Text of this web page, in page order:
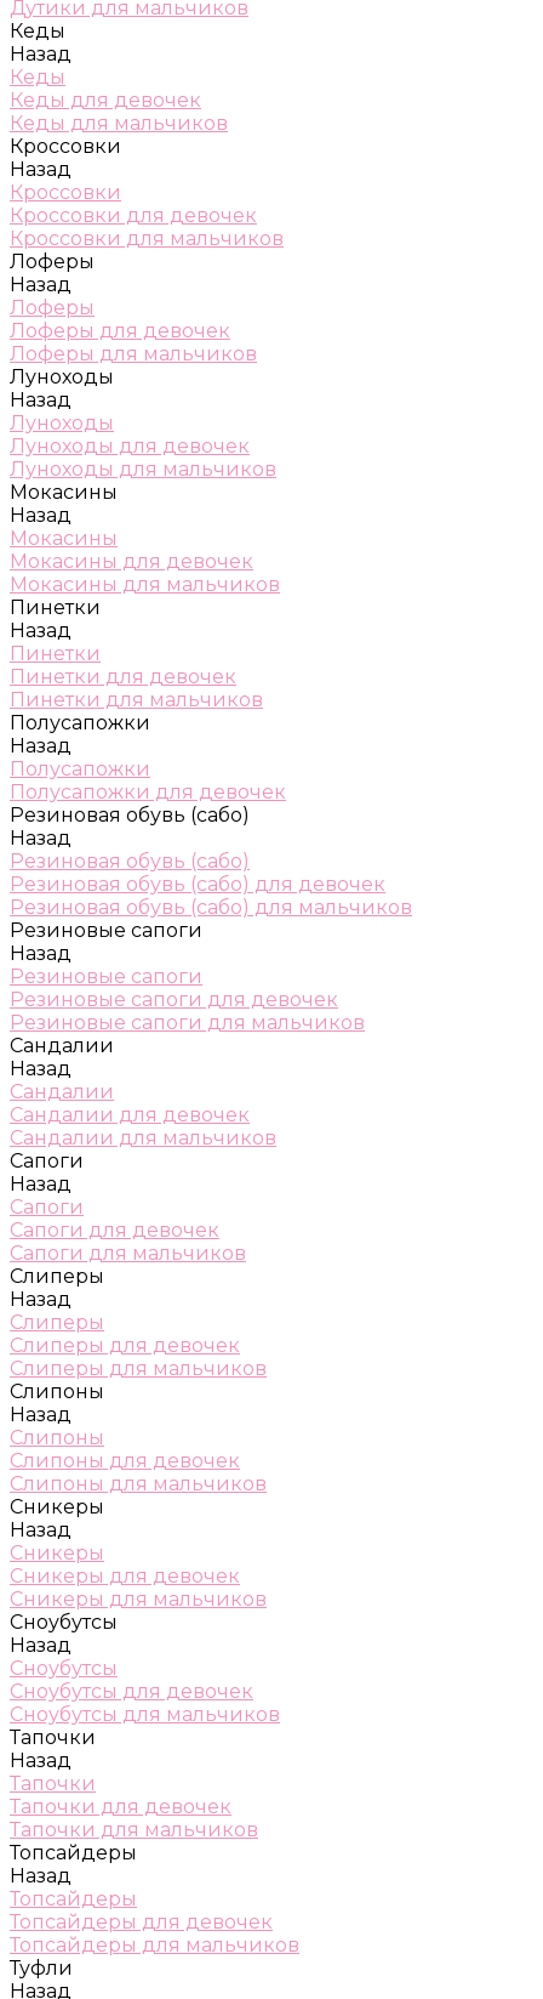
Дутики для мальчиков
Кеды
Назад
Кеды
Кеды для девочек
Кеды для мальчиков
Кроссовки
Назад
Кроссовки
Кроссовки для девочек
Кроссовки для мальчиков
Лоферы
Назад
Лоферы
Лоферы для девочек
Лоферы для мальчиков
Луноходы
Назад
Луноходы
Луноходы для девочек
Луноходы для мальчиков
Мокасины
Назад
Мокасины
Мокасины для девочек
Мокасины для мальчиков
Пинетки
Назад
Пинетки
Пинетки для девочек
Пинетки для мальчиков
Полусапожки
Назад
Полусапожки
Полусапожки для девочек
Резиновая обувь (сабо)
Назад
Резиновая обувь (сабо)
Резиновая обувь (сабо) для девочек
Резиновая обувь (сабо) для мальчиков
Резиновые сапоги
Назад
Резиновые сапоги
Резиновые сапоги для девочек
Резиновые сапоги для мальчиков
Сандалии
Назад
Сандалии
Сандалии для девочек
Сандалии для мальчиков
Сапоги
Назад
Сапоги
Сапоги для девочек
Сапоги для мальчиков
Слиперы
Назад
Слиперы
Слиперы для девочек
Слиперы для мальчиков
Слипоны
Назад
Слипоны
Слипоны для девочек
Слипоны для мальчиков
Сникеры
Назад
Сникеры
Сникеры для девочек
Сникеры для мальчиков
Сноубутсы
Назад
Сноубутсы
Сноубутсы для девочек
Сноубутсы для мальчиков
Тапочки
Назад
Тапочки
Тапочки для девочек
Тапочки для мальчиков
Топсайдеры
Назад
Топсайдеры
Топсайдеры для девочек
Топсайдеры для мальчиков
Туфли
Назад